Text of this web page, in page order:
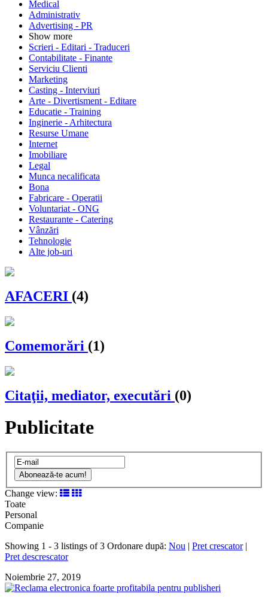
Medical
Administrativ
Advertising - PR
Show more
Scrieri - Editari - Traduceri
Contabilitate - Finante
Serviciu Clienti
Marketing
Casting - Interviuri
Arte - Divertisment - Editare
Educatie - Training
Inginerie - Arhitectura
Resurse Umane
Internet
Imobiliare
Legal
Munca necalificata
Bona
Fabricare - Operatii
Voluntariat - ONG
Restaurante - Catering
Vânzări
Tehnologie
Alte job-uri
AFACERI (4)
Comemorări (1)
Citaţii, mediator, executări (0)
Publicitate
Abonează-te acum!
Change view:
Toate
Personal
Companie
Showing 1 - 3 listings of 3 Ordonare după: Nou | Pret crescator |
Pret descrescator
Noiembrie 27, 2019